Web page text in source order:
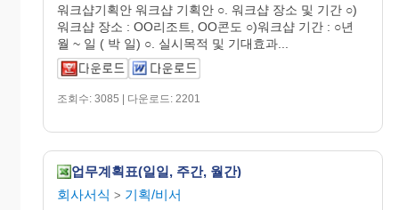
워크샵기획안 워크샵 기획안 ○. 워크샵 장소 및 기간 ○)
워크샵 장소 : OO리조트, OO콘도 ○)워크샵 기간 : ○년
월 ~ 일 ( 박 일) ○. 실시목적 및 기대효과...
조회수: 3085 | 다운로드: 2201
업무계획표(일일, 주간, 월간)
회사서식 > 기획/비서